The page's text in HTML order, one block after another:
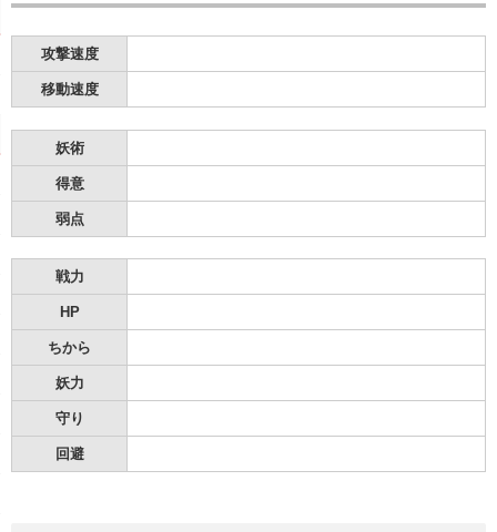
攻撃速度
移動速度
妖術
得意
弱点
戦力
HP
ちから
妖力
守り
回避